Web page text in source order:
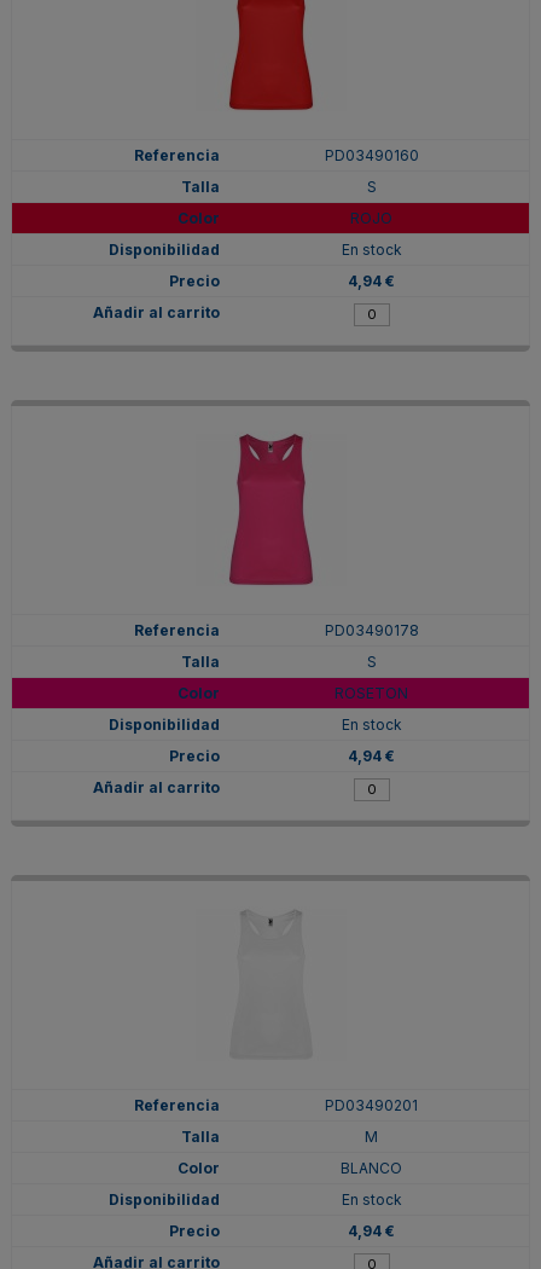
PD03490160
S
ROJO
En stock
4,94 €
PD03490178
S
ROSETON
En stock
4,94 €
PD03490201
M
BLANCO
En stock
4,94 €